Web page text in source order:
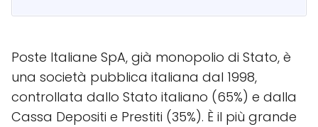
Poste Italiane SpA, già monopolio di Stato, è
una società pubblica italiana dal 1998,
controllata dallo Stato italiano (65%) e dalla
Cassa Depositi e Prestiti (35%). È il più grande